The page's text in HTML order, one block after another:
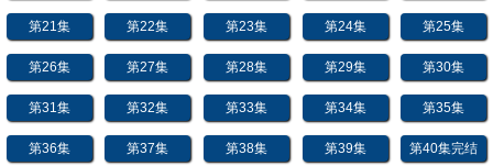
第21集 第22集 第23集 第24集 第25集
第26集 第27集 第28集 第29集 第30集
第31集 第32集 第33集 第34集 第35集
第36集 第37集 第38集 第39集 第40集完结